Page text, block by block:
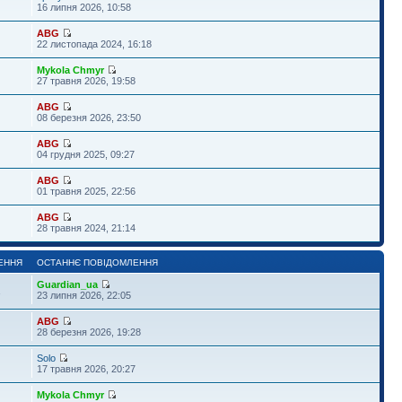
16 липня 2026, 10:58
ABG
22 листопада 2024, 16:18
Mykola Chmyr
27 травня 2026, 19:58
ABG
08 березня 2026, 23:50
ABG
04 грудня 2025, 09:27
ABG
01 травня 2025, 22:56
ABG
28 травня 2024, 21:14
ОСТАННЄ ПОВІДОМЛЕННЯ
Guardian_ua
23 липня 2026, 22:05
ABG
28 березня 2026, 19:28
Solo
17 травня 2026, 20:27
Mykola Chmyr